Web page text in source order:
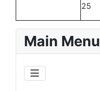
Main Menu
25